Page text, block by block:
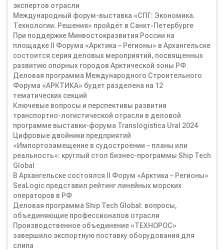
экспертов отрасли
Международный форум-выставка «СПГ: Экономика.
Технологии. Решения» пройдёт в Санкт-Петербурге
При поддержке Минвостокразвития России на
площадке II Форума «Арктика – Регионы» в Архангельске
состоится серия деловых мероприятий, посвященных
развитию опорных городов Арктической зоны РФ
Деловая программа Международного Строительного
Форума «АРКТИКА» будет разделена на 12
тематических секций
Ключевые вопросы и перспективы развития
транспортно-логистической отрасли в деловой
программе выставки-форума Translogistica Ural 2024
Цифровые двойники предприятий
«Импортозамещение в судостроении – планы или
реальность»: круглый стол бизнес-программы Ship Tech
Global
В Архангельске состоялся II Форум «Арктика – Регионы»
SeaLogic представил рейтинг линейных морских
операторов в РФ
Деловая программа Ship Tech Global: вопросы,
объединяющие профессионалов отрасли
Производственное объединение «ТЕХНОРОС»
завершило экспортную поставку оборудования для
слипа